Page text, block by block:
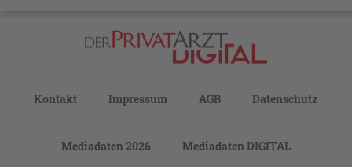
Kontakt Impressum AGB Datenschutz
Mediadaten 2026 Mediadaten DIGITAL